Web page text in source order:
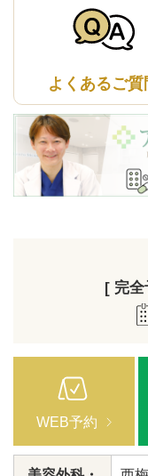
よくあるご質
[ 完全
WEB予約